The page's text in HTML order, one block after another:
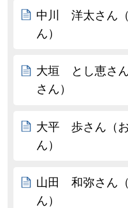
中川 洋太さん
ん）
大垣 とし恵さ
さん）
大平 歩さん（
ん）
山田 和弥さん
ん）